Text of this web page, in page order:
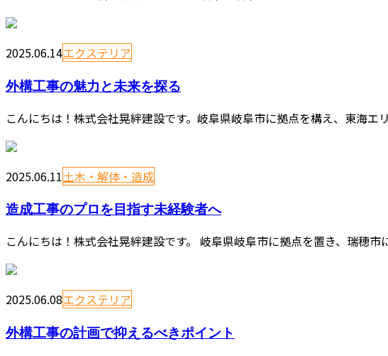
2025.06.14エクステリア
外構工事の魅力と未来を探る
こんにちは！株式会社晃絆建設です。岐阜県岐阜市に拠点を構え、東海
2025.06.11土木・解体・造成
造成工事のプロを目指す未経験者へ
こんにちは！株式会社晃絆建設です。 岐阜県岐阜市に拠点を置き、瑞穂
2025.06.08エクステリア
外構工事の計画で抑えるべきポイント